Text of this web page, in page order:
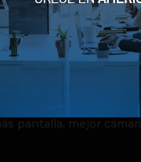
el plegable compacto de
pantalla, mejor